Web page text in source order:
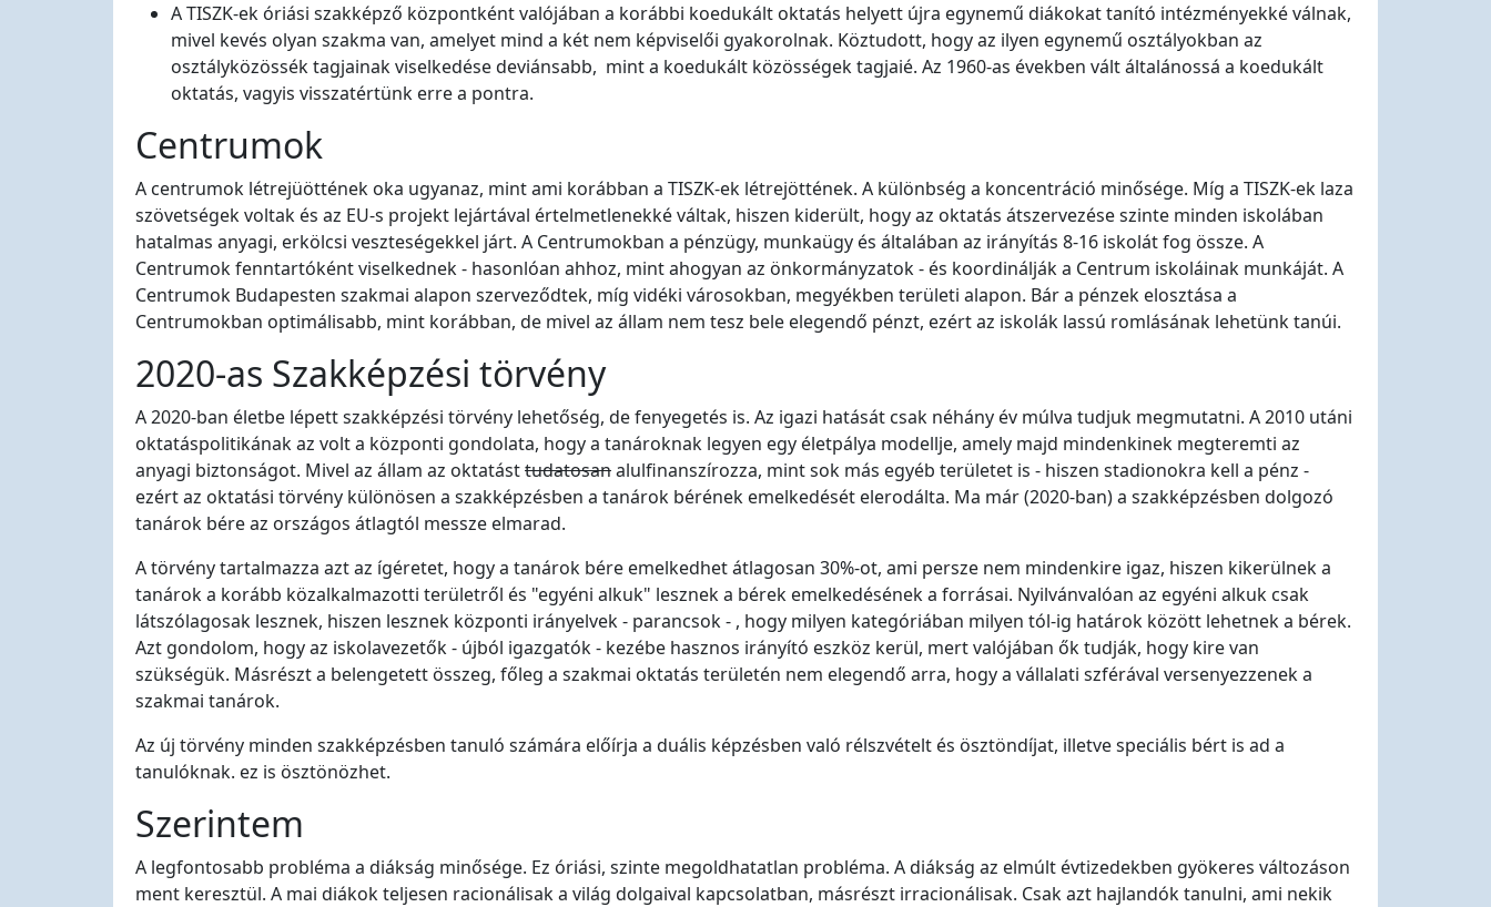
A TISZK-ek óriási szakképző központként valójában a korábbi koedukált oktatás helyett újra egynemű diákokat tanító intézményekké válnak,
mivel kevés olyan szakma van, amelyet mind a két nem képviselői gyakorolnak. Köztudott, hogy az ilyen egynemű osztályokban az
osztályközössék tagjainak viselkedése deviánsabb, mint a koedukált közösségek tagjaié. Az 1960-as években vált általánossá a koedukált
oktatás, vagyis visszatértünk erre a pontra.
Centrumok
A centrumok létrejüöttének oka ugyanaz, mint ami korábban a TISZK-ek létrejöttének. A különbség a koncentráció minősége. Míg a TISZK-ek laza
szövetségek voltak és az EU-s projekt lejártával értelmetlenekké váltak, hiszen kiderült, hogy az oktatás átszervezése szinte minden iskolában
hatalmas anyagi, erkölcsi veszteségekkel járt. A Centrumokban a pénzügy, munkaügy és általában az irányítás 8-16 iskolát fog össze. A
Centrumok fenntartóként viselkednek - hasonlóan ahhoz, mint ahogyan az önkormányzatok - és koordinálják a Centrum iskoláinak munkáját. A
Centrumok Budapesten szakmai alapon szerveződtek, míg vidéki városokban, megyékben területi alapon. Bár a pénzek elosztása a
Centrumokban optimálisabb, mint korábban, de mivel az állam nem tesz bele elegendő pénzt, ezért az iskolák lassú romlásának lehetünk tanúi.
2020-as Szakképzési törvény
A 2020-ban életbe lépett szakképzési törvény lehetőség, de fenyegetés is. Az igazi hatását csak néhány év múlva tudjuk megmutatni. A 2010 utáni
oktatáspolitikának az volt a központi gondolata, hogy a tanároknak legyen egy életpálya modellje, amely majd mindenkinek megteremti az
anyagi biztonságot. Mivel az állam az oktatásttudatosanalulfinanszírozza, mint sok más egyéb területet is - hiszen stadionokra kell a pénz -
ezért az oktatási törvény különösen a szakképzésben a tanárok bérének emelkedését elerodálta. Ma már (2020-ban) a szakképzésben dolgozó
tanárok bére az országos átlagtól messze elmarad.
A törvény tartalmazza azt az ígéretet, hogy a tanárok bére emelkedhet átlagosan 30%-ot, ami persze nem mindenkire igaz, hiszen kikerülnek a
tanárok a korább közalkalmazotti területről és "egyéni alkuk" lesznek a bérek emelkedésének a forrásai. Nyilvánvalóan az egyéni alkuk csak
látszólagosak lesznek, hiszen lesznek központi irányelvek - parancsok - , hogy milyen kategóriában milyen tól-ig határok között lehetnek a bérek.
Azt gondolom, hogy az iskolavezetők - újból igazgatók - kezébe hasznos irányító eszköz kerül, mert valójában ők tudják, hogy kire van
szükségük. Másrészt a belengetett összeg, főleg a szakmai oktatás területén nem elegendő arra, hogy a vállalati szférával versenyezzenek a
szakmai tanárok.
Az új törvény minden szakképzésben tanuló számára előírja a duális képzésben való rélszvételt és ösztöndíjat, illetve speciális bért is ad a
tanulóknak. ez is ösztönözhet.
Szerintem
A legfontosabb probléma a diákság minősége. Ez óriási, szinte megoldhatatlan probléma. A diákság az elmúlt évtizedekben gyökeres változáson
ment keresztül. A mai diákok teljesen racionálisak a világ dolgaival kapcsolatban, másrészt irracionálisak. Csak azt hajlandók tanulni, ami nekik